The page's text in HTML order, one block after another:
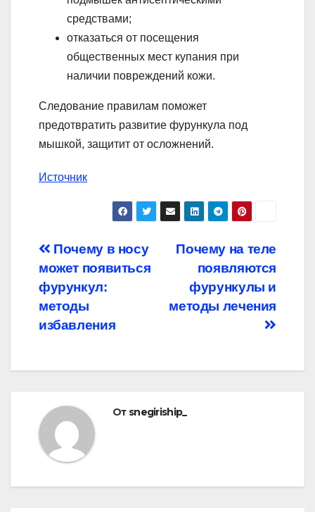
средствами;
отказаться от посещения
общественных мест купания при
наличии повреждений кожи.
Следование правилам поможет
предотвратить развитие фурункула под
мышкой, защитит от осложнений.
Источник
Навигация
по
записям
Почему на теле
появляются
фурункулы и
методы лечения
Почему в носу
может появиться
фурункул:
методы
избавления
От snegiriship_